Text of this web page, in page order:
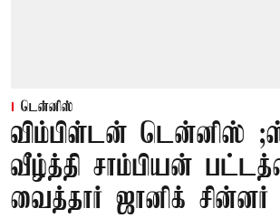
டென்னிஸ்
விம்பிள்டன் டென்னிஸ்
வீழ்த்தி சாம்பியன்
வைத்தார் ஜானிக் சின்னர்